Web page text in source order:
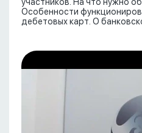
Особенности
дебетовых карт. О